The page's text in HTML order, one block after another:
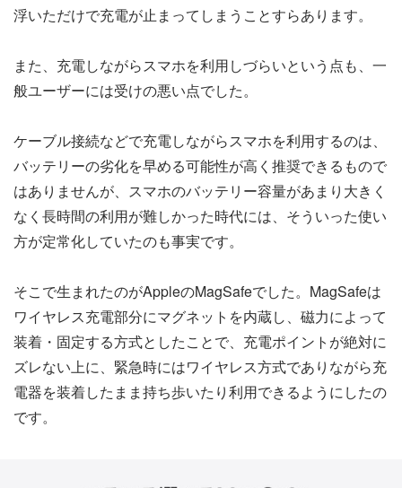
浮いただけで充電が止まってしまうことすらあります。
また、充電しながらスマホを利用しづらいという点も、一
般ユーザーには受けの悪い点でした。
ケーブル接続などで充電しながらスマホを利用するのは、
バッテリーの劣化を早める可能性が高く推奨できるもので
はありませんが、スマホのバッテリー容量があまり大きく
なく長時間の利用が難しかった時代には、そういった使い
方が定常化していたのも事実です。
そこで生まれたのがAppleのMagSafeでした。MagSafeは
ワイヤレス充電部分にマグネットを内蔵し、磁力によって
装着・固定する方式としたことで、充電ポイントが絶対に
ズレない上に、緊急時にはワイヤレス方式でありながら充
電器を装着したまま持ち歩いたり利用できるようにしたの
です。